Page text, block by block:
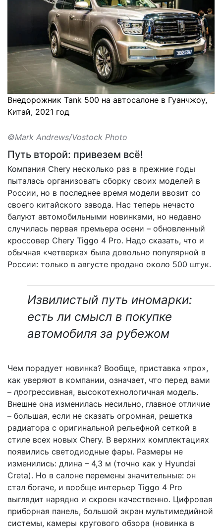
Внедорожник Tank 500 на автосалоне в Гуанчжоу,
Китай, 2021 год
©Mark Andrews/Vostock Photo
Путь второй: привезем всё!
Компания Chery несколько раз в прежние годы
пыталась организовать сборку своих моделей в
России, но в последнее время модели ввозит со
своего китайского завода. Нас теперь нечасто
балуют автомобильными новинками, но недавно
случилась первая премьера осени – обновленный
кроссовер Chery Tiggo 4 Pro. Надо сказать, что и
обычная «четверка» была довольно популярной в
России: только в августе продано около 500 штук.
Извилистый путь иномарки:
есть ли смысл в покупке
автомобиля за рубежом
Чем порадует новинка? Вообще, приставка «про»,
как уверяют в компании, означает, что перед вами
– прогрессивная, высокотехнологичная модель.
Внешне она изменилась несильно, главное отличие
– большая, если не сказать огромная, решетка
радиатора c оригинальной рельефной сеткой в
стиле всех новых Chery. В верхних комплектациях
появились светодиодные фары. Размеры не
изменились: длина – 4,3 м (точно как у Hyundai
Creta). Но в салоне перемены значительные: он
стал богаче, и вообще интерьер Tiggo 4 Pro
выглядит нарядно и скроен качественно. Цифровая
приборная панель, большой экран мультимедийной
системы, камеры кругового обзора (новинка в